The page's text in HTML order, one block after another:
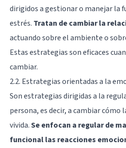
dirigidos a gestionar o manejar la
estrés. Tratan de cambiar la
actuando sobre el ambiente o
Estas estrategias son eficaces
cambiar.
2.2. Estrategias orientadas a la
Son estrategias dirigidas a la
persona, es decir, a cambiar cómo
vivida.Se enfocan a regular de
funcional las reacciones